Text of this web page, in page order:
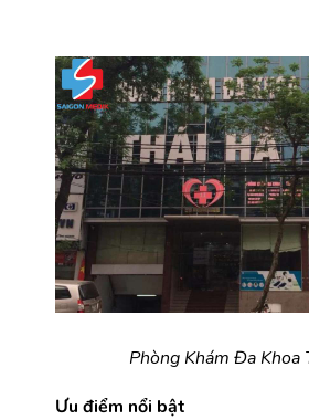
Phòng Khám Đa Khoa
Ưu điểm nổi bật